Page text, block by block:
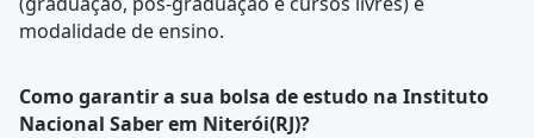
modalidade de ensino.
Como garantir a sua bolsa de estudo na Instituto
Nacional Saber em Niterói(RJ)?